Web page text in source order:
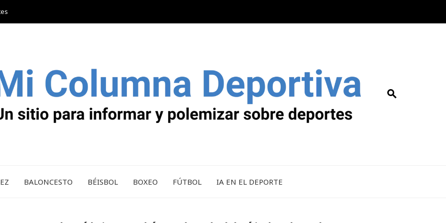
BALONCESTO BÉISBOL BOXEO FÚTBOL IA EN EL DEPORTE